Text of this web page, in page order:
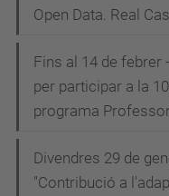
Open Data. Real
Fins al 14 de febrer
per participar a la
programa
Divendres 29 de
"Contribució a